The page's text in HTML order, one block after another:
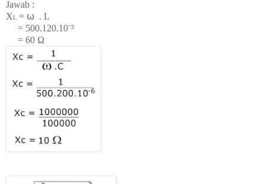
Jawab :
XL = ⍵ . L
= 500.120.10⁻³
= 60 Ω